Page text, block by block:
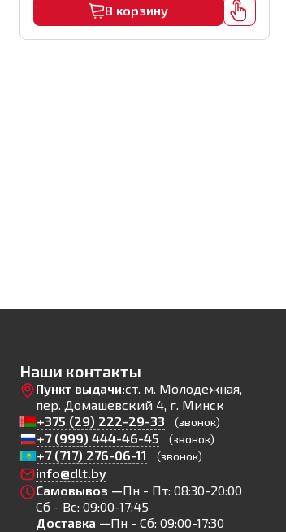
В корзину
Наши контакты
Пункт выдачи:ст. м. Молодежная,
пер. Домашевский 4, г. Минск
+375 (29) 222-29-33
(звонок)
+7 (999) 444-46-45 (звонок)
+7 (717) 276-06-11 (звонок)
info@dlt.by
Самовывоз —Пн - Пт: 08:30-20:00
Сб - Вс: 09:00-17:45
Доставка —Пн - Сб: 09:00-17:30